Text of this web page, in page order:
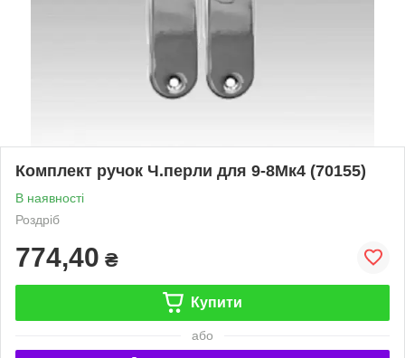
Комплект ручок Ч.перли для 9-8Мк4 (70155)
В наявності
Роздріб
774,40 ₴
Купити
або